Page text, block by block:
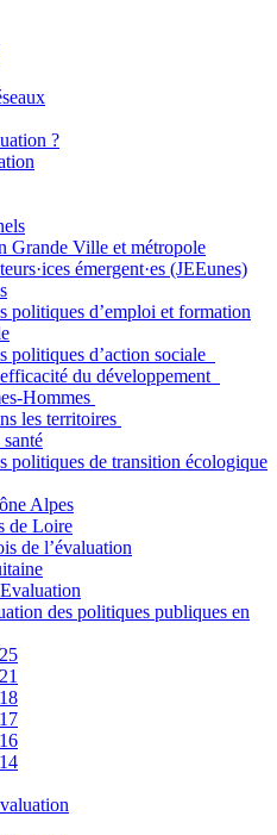
?
Grande Ville et métropole
émergent·es (JEEunes)
politiques d’emploi et formation
politiques d’action sociale
du développement
Hommes
les territoires
politiques de transition écologique
Alpes
de Loire
de l’évaluation
des politiques publiques en